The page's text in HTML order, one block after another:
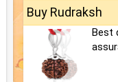
Buy Rudraksh
Best